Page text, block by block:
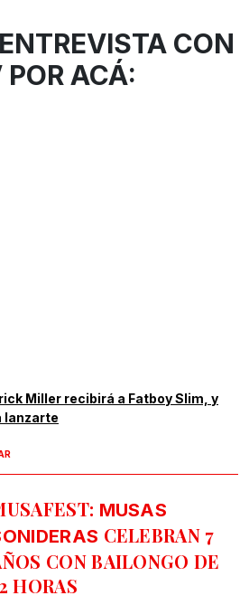
CON
ACÁ:
Miller recibirá a Fatboy Slim, y
lanzarte
MUSAS
CELEBRAN 7
CON BAILONGO DE
HORAS